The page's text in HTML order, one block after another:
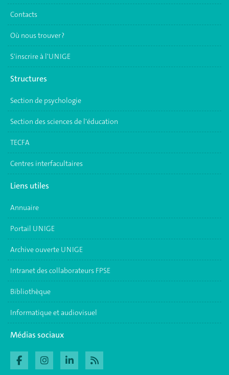
Contacts
Où nous trouver ?
S'inscrire à l'UNIGE
Structures
Section de psychologie
Section des sciences de l'éducation
TECFA
Centres interfacultaires
Liens utiles
Annuaire
Portail UNIGE
Archive ouverte UNIGE
Intranet des collaborateurs FPSE
Bibliothèque
Informatique et audiovisuel
Médias sociaux